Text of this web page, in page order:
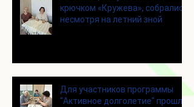
крючком «Кружева», собрались
несмотря на летний зной
Для участников программы
"Активное долголетие" прошло